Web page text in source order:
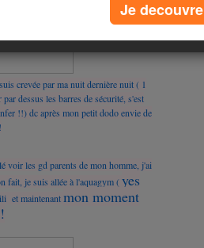
crevée par ma nuit dernière nuit ( 1
dessus les barres de sécurité, s'est
!!) dc après mon petit dodo envie de
voir les gd parents de mon homme, j'ai
fait, je suis allée à l'aquagym (yes
et maintenantmon moment
Je decouvre